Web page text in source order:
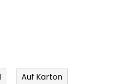
Auf Karton